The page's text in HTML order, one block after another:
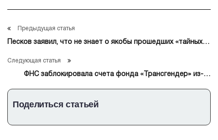
Предыдущая статья
Песков заявил, что не знает о якобы прошедших «тайных»
Следующая статья
ФНС заблокировала счета фонда «Трансгендер» из-за
Поделиться статьей